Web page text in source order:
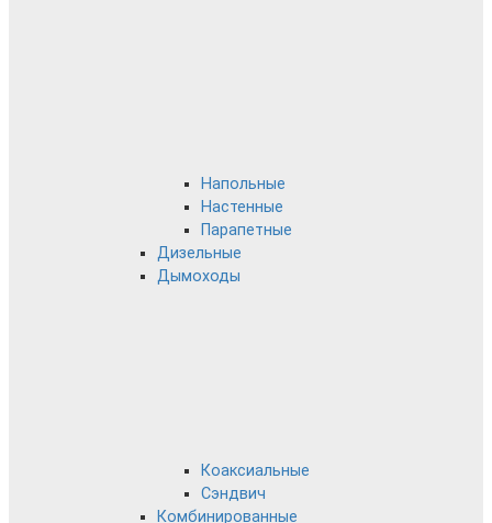
Напольные
Настенные
Парапетные
Дизельные
Дымоходы
Коаксиальные
Сэндвич
Комбинированные